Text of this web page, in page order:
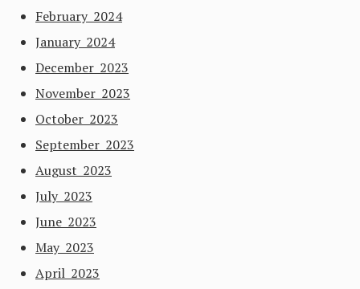
February 2024
January 2024
December 2023
November 2023
October 2023
September 2023
August 2023
July 2023
June 2023
May 2023
April 2023